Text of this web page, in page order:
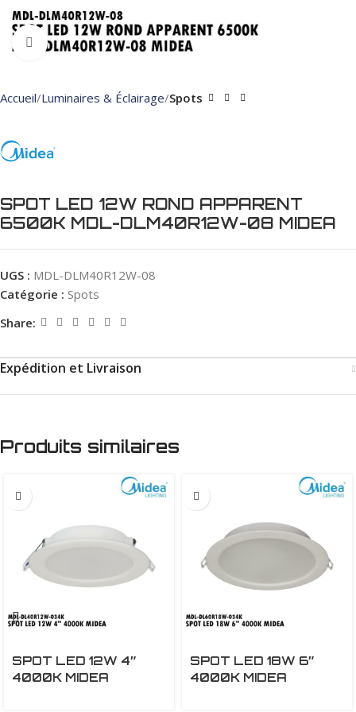
Click to enlarge
Accueil Luminaires & Éclairage Spots
SPOT LED 12W ROND APPARENT
6500K MDL-DLM40R12W-08 MIDEA
UGS : MDL-DLM40R12W-08
Catégorie : Spots
Share:
Expédition et Livraison
Produits similaires
12W
SPOT LED 12W 4″
4000K MIDEA
SPOT LED 18W 6″
4000K MIDEA